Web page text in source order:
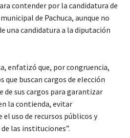
contender por la candidatura de
de Pachuca, aunque no
una candidatura a la diputación
enfatizó que, por congruencia,
buscan cargos de elección
de sus cargos para garantizar
la contienda, evitar
uso de recursos públicos y
las instituciones”.